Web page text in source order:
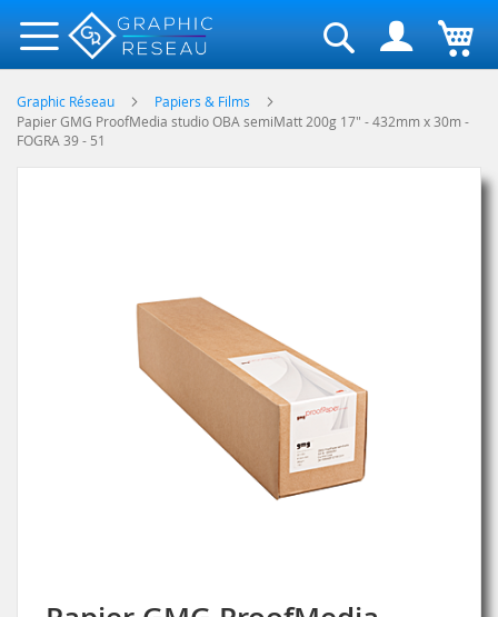
Rechercher
Graphic Réseau
Papiers & Films
Papier GMG ProofMedia studio OBA semiMatt 200g 17" - 432mm x 30m -
FOGRA 39 - 51
Skip